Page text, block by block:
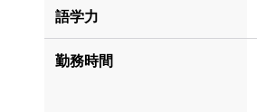
語学力
勤務時間